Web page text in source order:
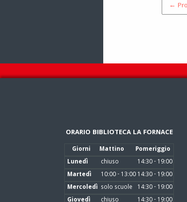
←
ORARIO BIBLIOTECA LA FORNACE
Giorni Mattino
Pomeriggio
Lunedì
chiuso
14:30 - 19:00
Martedì
10:00 - 13:0014:30 - 19:00
Mercoledì solo scuole 14:30 - 19:00